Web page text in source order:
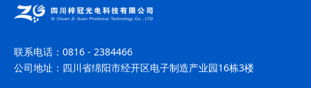
联系电话： 0816 - 2384466
公司地址： 四川省绵阳市经开区电子制造产业园16栋3楼